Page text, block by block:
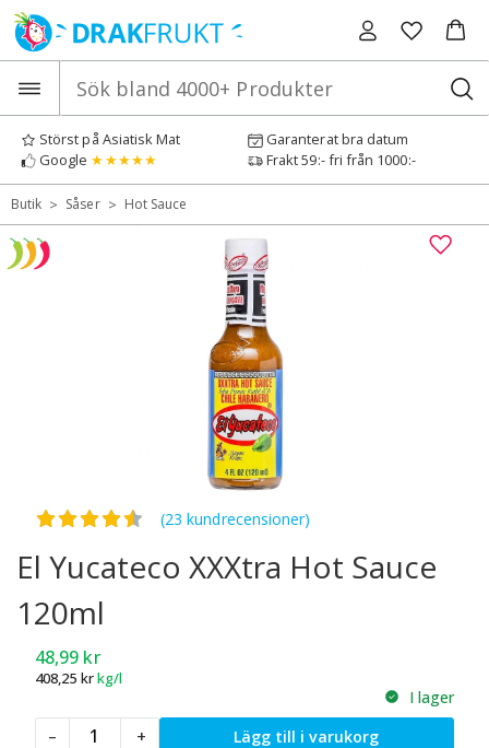
Hoppa
till
innehåll
Störst på Asiatisk Mat
Garanterat bra datum
Google ★★★★★ Frakt 59:- fri från 1000:-
Butik > Såser > Hot Sauce
Betygsatt4.52av 5
(23 kundrecensioner)
El Yucateco XXXtra Hot Sauce
120ml
48,99 kr
408,25 krkg/l
I lager
– + Lägg till i varukorg